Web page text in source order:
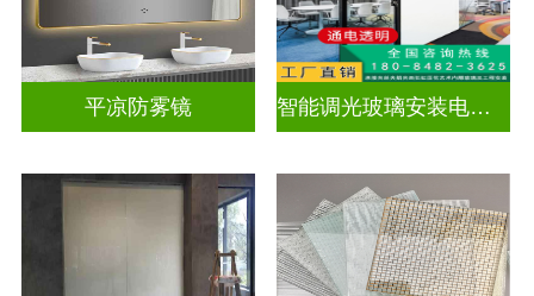
平凉防雾镜 智能调光玻璃安装电源视频教学大全